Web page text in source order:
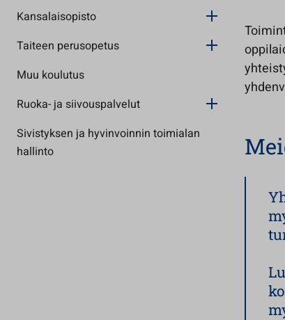
Kansalaisopisto
Taiteen perusopetus
Muu koulutus
Ruoka- ja siivouspalvelut
Sivistyksen ja hyvinvoinnin toimialan
hallinto